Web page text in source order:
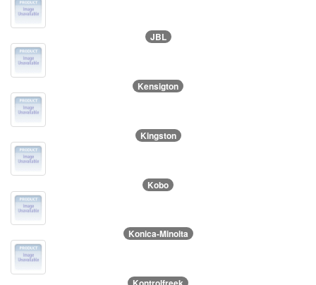
JBL
Kensigton
Kingston
Kobo
Konica-Minolta